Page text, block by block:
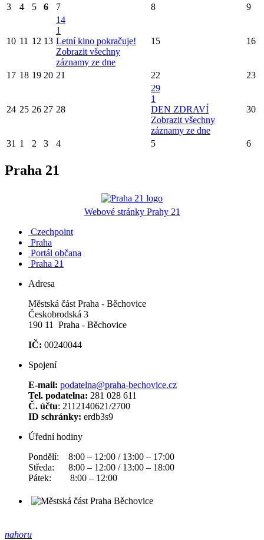
3
4 5 6 7 8 9
10 11 12 13
14
1
Letní kino pokračuje!
Zobrazit všechny
záznamy ze dne
15 16
17 18 19 20 21 22 23
24 25 26 27 28
29
1
DEN ZDRAVÍ
Zobrazit všechny
záznamy ze dne
30
31 1 2 3 4 5 6
Praha 21
Webové stránky Prahy 21
Czechpoint
Praha
Portál občana
Praha 21
Adresa
Městská část Praha - Běchovice
Českobrodská 3
190 11 Praha - Běchovice
IČ: 00240044
Spojení
E-mail: podatelna@praha-bechovice.cz
Tel. podatelna: 281 028 611
Č. účtu: 2112140621/2700
ID schránky: erdb3s9
Úřední hodiny
Pondělí: 8:00 – 12:00 / 13:00 – 17:00
Středa: 8:00 – 12:00 / 13:00 – 18:00
Pátek: 8:00 – 12:00
nahoru